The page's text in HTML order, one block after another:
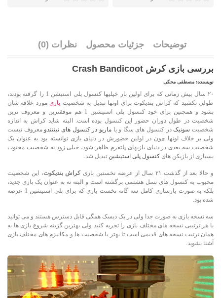
توضیحات جزئیات محصول نظرات (0)
بررسی بازی کرش Crash Bandicoot
نویسنده: مصطفی محکی
۲۰ سال پیش زمانی که برای اولین بار خیلیها کنسول پلی استیشن 1 را گرفته بودند،
طولی نکشید که کراش بندیکوت برای اونها تبدیل به شخصیت بازیمورد علاقه شان
بشود و همچنین برای خود کنسول پلی استیشین 1 هم موفقترین و معروف ترین
شخصیت در طول دوران حضور این کنسول بوده است. البته شاید کراش به اندازه
شخصیت سونیکدر کنسول های سگا و یاماریو در کنسول های نینتندو معروف نیست
ولی بر خلاف اونها چون در اولین حضورش در دنیای بازی توانسته بود به عنوان یک
شخصیت سه بعدی در دنیای بازیهای پلتفرم ظاهر شود، خیلی زود به شخصیت محبوب
بسیاری از بازیکن های کنسول پلی استیشین تبدیل شد.
و حالا بعد از گذشت ۲۱ سال از عرضه نخستین بازیکراش بندیکوت، این شخصیت
محبوب به کنسول های نسل هشتمی برگشته است و البته نه به عنوان یک بازی جدید،
بلکه به صورت بازسازی کامل سه گانه نخست بازی که برای پلی استیشین 1 عرضه
شده بود.
سه نسخه بازی به صورت جدا ولی در یک دیسک همگی قابل دسترس هستند و می توانید
با هر ترتیبی نسخه های مختلف بازی را تجربه کنید ولی بهترین گزینه شروع بازی ها به
همان ترتیب نسخه های قدیمی است تا بهتر با شخصیت ها و مکانیزم های مختلف بازی
آشنا بشوید.